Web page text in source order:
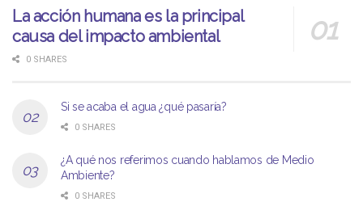
La acción humana es la principal
causa del impacto ambiental
0 SHARES
Si se acaba el agua ¿qué pasaría?
0 SHARES
¿A qué nos referimos cuando hablamos de Medio
Ambiente?
0 SHARES